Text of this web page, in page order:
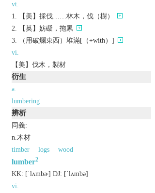
vt.
【美】採伐……林木，伐（樹）
【英】妨礙，拖累
（用破爛東西）堆滿[（+with）]
vi.
【美】伐木，製材
衍生
a.
lumbering
辨析
同義:
n.木材
timber
logs wood
lumber2
KK: [ˈlʌmbɚ] DJ: [ˈlʌmbǝ]
vi.